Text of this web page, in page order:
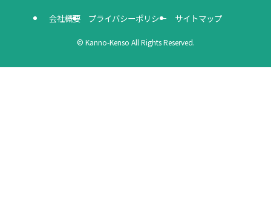
会社概要 プライバシーポリシー サイトマップ
© Kanno-Kenso All Rights Reserved.